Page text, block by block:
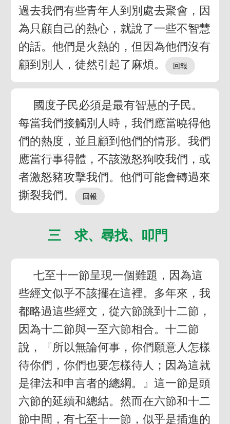
過去我們有些青年人到別處去聚會，因
為只顧自己的熱心，就說了一些不智慧
的話。他們是火熱的，但因為他們沒有
顧到別人，徒然引起了麻煩。
國度子民必須是最有智慧的子民。
每當我們接觸別人時，我們應當曉得他
們的熱度，並且顧到他們的情形。我們
應當行事得體，不該激怒狗咬我們，或
者激怒豬攻擊我們。他們可能會轉過來
撕裂我們。
三 求、尋找、叩門
七至十一節呈現一個難題，因為這
些經文似乎不該擺在這裡。多年來，我
都略過這些經文，從六節跳到十二節，
因為十二節與一至六節相合。十二節
說，『所以無論何事，你們願意人怎樣
待你們，你們也要怎樣待人；因為這就
是律法和申言者的總綱。』這一節是頭
六節的延續和總結。然而在六節和十二
節中間，有七至十一節，似乎是插進的